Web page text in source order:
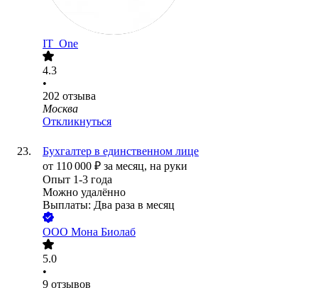
IT_One
4.3
•
202 отзыва
Москва
Откликнуться
Бухгалтер в единственном лице
от 110 000 ₽ за месяц, на руки
Опыт 1-3 года
Можно удалённо
Выплаты: Два раза в месяц
ООО Мона Биолаб
5.0
•
9 отзывов